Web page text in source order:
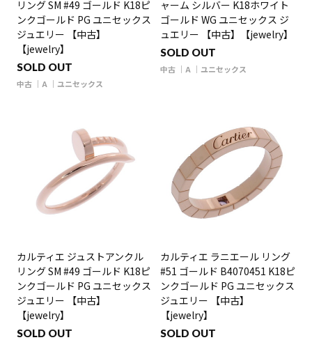
リング SM #49 ゴールド K18ピ
ンクゴールド PG ユニセックス
ジュエリー 【中古】
【jewelry】
SOLD OUT
中古 A ユニセックス
ャーム シルバー K18ホワイト
ゴールド WG ユニセックス ジ
ュエリー 【中古】【jewelry】
SOLD OUT
中古 A ユニセックス
カルティエ ジュストアンクル
リング SM #49 ゴールド K18ピ
ンクゴールド PG ユニセックス
ジュエリー 【中古】
【jewelry】
SOLD OUT
カルティエ ラニエール リング
#51 ゴールド B4070451 K18ピ
ンクゴールド PG ユニセックス
ジュエリー 【中古】
【jewelry】
SOLD OUT